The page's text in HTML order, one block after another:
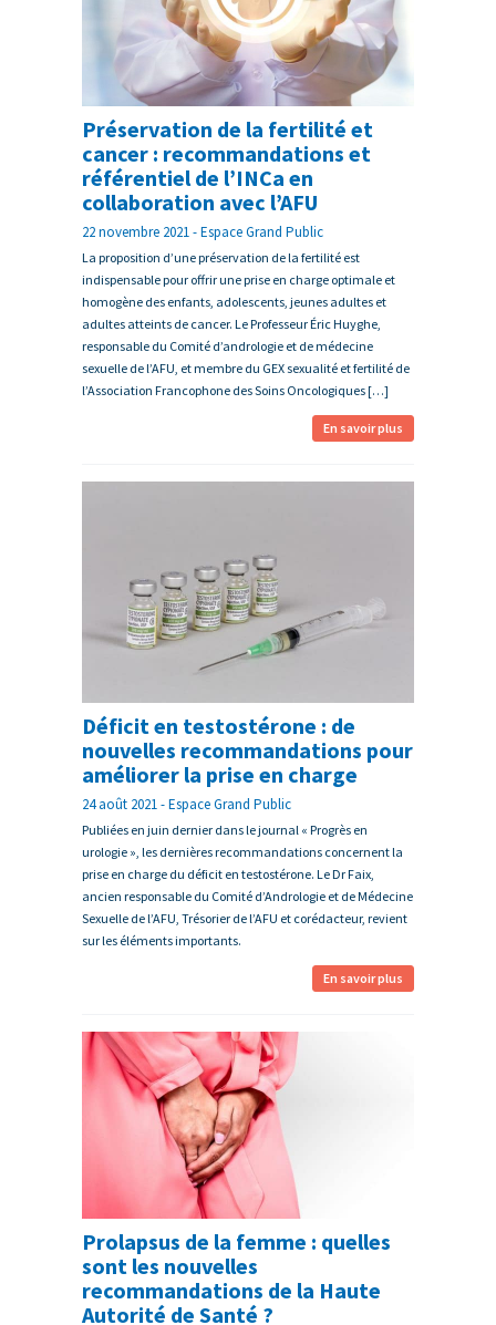
Préservation de la fertilité et
cancer : recommandations et
référentiel de l’INCa en
collaboration avec l’AFU
22 novembre 2021 - Espace Grand Public
La proposition d’une préservation de la fertilité est
indispensable pour offrir une prise en charge optimale et
homogène des enfants, adolescents, jeunes adultes et
adultes atteints de cancer. Le Professeur Éric Huyghe,
responsable du Comité d’andrologie et de médecine
sexuelle de l’AFU, et membre du GEX sexualité et fertilité de
l’Association Francophone des Soins Oncologiques […]
En savoir plus
Déficit en testostérone : de
nouvelles recommandations pour
améliorer la prise en charge
24 août 2021 - Espace Grand Public
Publiées en juin dernier dans le journal « Progrès en
urologie », les dernières recommandations concernent la
prise en charge du déficit en testostérone. Le Dr Faix,
ancien responsable du Comité d’Andrologie et de Médecine
Sexuelle de l’AFU, Trésorier de l’AFU et corédacteur, revient
sur les éléments importants.
En savoir plus
Prolapsus de la femme : quelles
sont les nouvelles
recommandations de la Haute
Autorité de Santé ?